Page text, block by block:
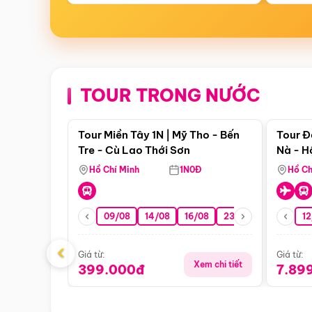
TOUR TRONG NƯỚC
Điểm nổi bật
Tour Miền Tây 1N | Mỹ Tho - Bến
Tre - Cù Lao Thới Sơn
Hồ Chí Minh 1N0Đ
09/08 14/08 16/08 23/08 30/08
Giá từ:
399.000đ Xem chi tiết
Tour
Nà -
Nha
Hồ
Giá từ:
‹